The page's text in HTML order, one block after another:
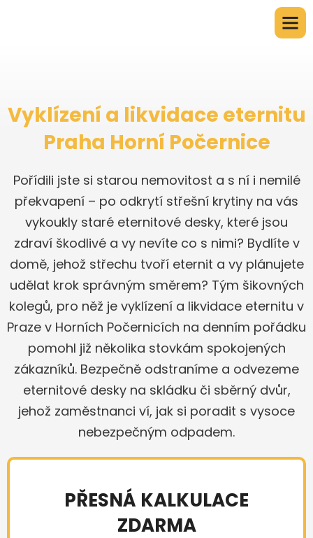
Vyklízení a likvidace eternitu
Praha Horní Počernice
Pořídili jste si starou nemovitost a s ní i nemilé
překvapení – po odkrytí střešní krytiny na vás
vykoukly staré eternitové desky, které jsou
zdraví škodlivé a vy nevíte co s nimi? Bydlíte v
domě, jehož střechu tvoří eternit a vy plánujete
udělat krok správným směrem? Tým šikovných
kolegů, pro něž je vyklízení a likvidace eternitu v
Praze v Horních Počernicích na denním pořádku
pomohl již několika stovkám spokojených
zákazníků. Bezpečně odstraníme a odvezeme
eternitové desky na skládku či sběrný dvůr,
jehož zaměstnanci ví, jak si poradit s vysoce
nebezpečným odpadem.
PŘESNÁ KALKULACE
ZDARMA